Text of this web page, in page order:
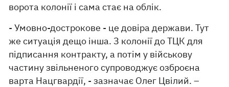
ворота колонії і сама стає на облік.
- Умовно-дострокове - це довіра держави. Тут
же ситуація дещо інша. З колонії до ТЦК для
підписання контракту, а потім у військову
частину звільненого супроводжує озброєна
варта Нацгвардії, - зазначає Олег Цвілий. –